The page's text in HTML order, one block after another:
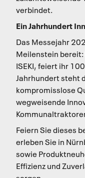
verbindet.
Ein Jahrhundert
Das Messejahr
Meilenstein
ISEKI, feiert ihr
Jahrhundert steht
kompromisslose
wegweisende
Feiern Sie dieses
erleben Sie in
sowie
Effizienz und